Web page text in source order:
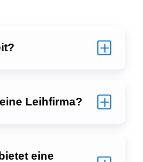
Leihfirma?
eine